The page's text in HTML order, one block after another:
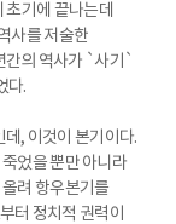
기에 끝나는데
사를 저술한
간의 역사가 `사기`
다.
, 이것이 본기이다.
었을 뿐만 아니라
려 항우본기를
터 정치적 권력이